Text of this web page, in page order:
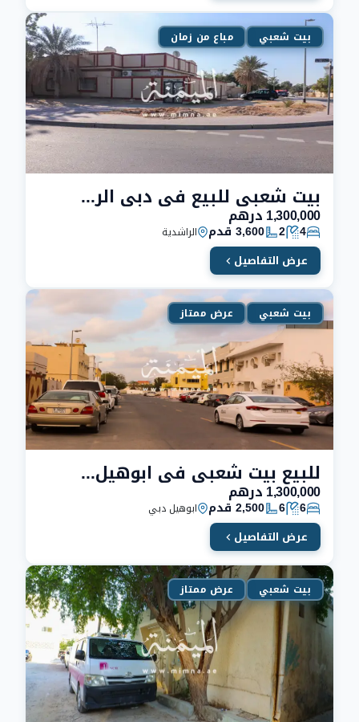
بيت شعبي مباع من زمان
بيت شعبي للبيع في دبي الراشدية علي زاوية
1,300,000 درهم
4
2 3,600 قدم الراشدية
عرض التفاصيل
بيت شعبي عرض ممتاز
للبيع بيت شعبي في ابوهيل دبي يتكون من 6 غرف نوم
1,300,000 درهم
6
6 2,500 قدم ابوهيل دبي
عرض التفاصيل
بيت شعبي عرض ممتاز